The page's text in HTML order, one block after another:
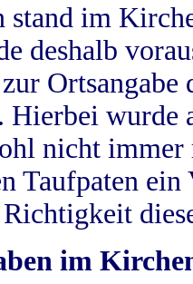
stand im
deshalb
Hierbei wurde
nicht
Taufpaten
im